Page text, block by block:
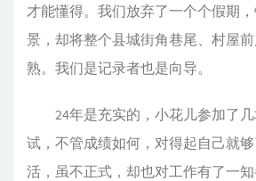
才能懂得。我们放弃了一个个假期
景，却将整个县城街角巷尾、村屋
熟。我们是记录者也是向导。
24年是充实的，小花儿参加了几
试，不管成绩如何，对得起自己就
活，虽不正式，却也对工作有了一